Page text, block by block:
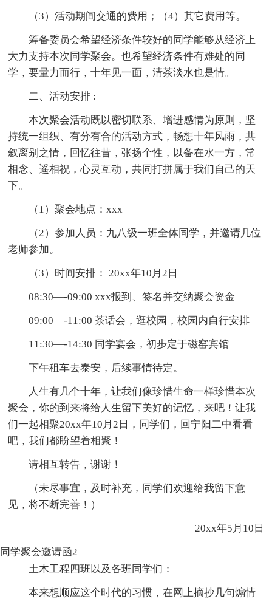
（3）活动期间交通的费用；（4）其它费用等。
筹备委员会希望经济条件较好的同学能够从经济上
大力支持本次同学聚会。也希望经济条件有难处的同
学，要量力而行，十年见一面，清茶淡水也是情。
二、活动安排 :
本次聚会活动既以密切联系、增进感情为原则，坚
持统一组织、有分有合的活动方式，畅想十年风雨，共
叙离别之情，回忆往昔，张扬个性，以备在水一方，常
相念、遥相祝，心灵互动，共同打拼属于我们自己的天
下。
（1）聚会地点：xxx
（2）参加人员：九八级一班全体同学，并邀请几位
老师参加。
（3）时间安排： 20xx年10月2日
08:30—-09:00 xxx报到、签名并交纳聚会资金
09:00—-11:00 茶话会，逛校园，校园内自行安排
11:30—-14:30 同学宴会，初步定于磁窑宾馆
下午租车去泰安，后续事情待定。
人生有几个十年，让我们像珍惜生命一样珍惜本次
聚会，你的到来将给人生留下美好的记忆，来吧！让我
们一起相聚20xx年10月2日，同学们，回宁阳二中看看
吧，我们都盼望着相聚！
请相互转告，谢谢！
（未尽事宜，及时补充，同学们欢迎给我留下意
见，将不断完善！）
20xx年5月10日
同学聚会邀请函2
土木工程四班以及各班同学们：
本来想顺应这个时代的习惯，在网上摘抄几句煽情